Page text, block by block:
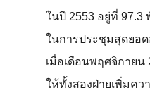
ในปี 2553 อยู่ที่
ในการประชุมสุดยอ
เมื่อเดือนพฤศจิกาย
ให้ทั้งสองฝ่ายเพิ่มค